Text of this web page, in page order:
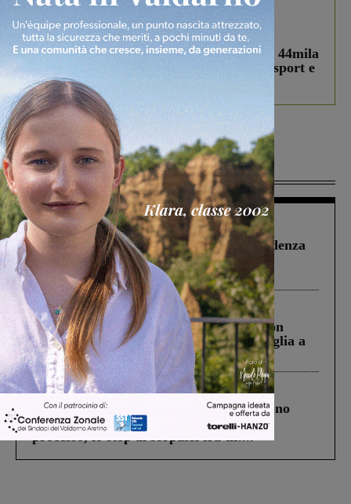
In vetrina 3 Agosto 2026
Estra Notizie agosto: Smart Cities, oltre 44mila
studenti coinvolti, torna il bando per lo sport e
debutta il podcast Estrair
Più lette
Figline Incisa Valdarno 1 Agosto 2026
Piscina di Figline finanziata oltre la scadenza
Pnrr, il gruppo di Fratelli d’Italia: “Un
ringraziamento al Governo”
Cronaca 3 Agosto 2026
Scomparso da una struttura di Castiglion
Fiorentino l’uomo che aveva ucciso la figlia a
Levane nel 2020
Cronaca 4 Agosto 2026
Un anno fa la strage in A1 in cui morirono
Gianni, Giulia e Franco. Lo schianto, il
processo, lo stop ai sorpassi fra tir....